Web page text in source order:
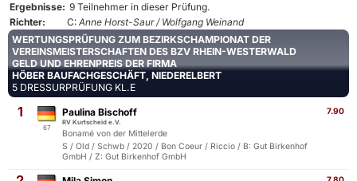
Ergebnisse: 9 Teilnehmer in dieser Prüfung.
Richter:
C: Anne Horst-Saur / Wolfgang Weinand
WERTUNGSPRÜFUNG ZUM BEZIRKSCHAMPIONAT DER
VEREINSMEISTERSCHAFTEN DES BZV RHEIN-WESTERWALD
GELD UND EHRENPREIS DER FIRMA
HÖBER BAUFACHGESCHÄFT, NIEDERELBERT
5 DRESSURPRÜFUNG KL.E
1
67
7.90
Paulina Bischoff
RV Kurtscheid e.V.
Bonamé von der Mittelerde
S / Old / Schwb / 2020 / Bon Coeur / Riccio / B: Gut Birkenhof
GmbH / Z: Gut Birkenhof GmbH